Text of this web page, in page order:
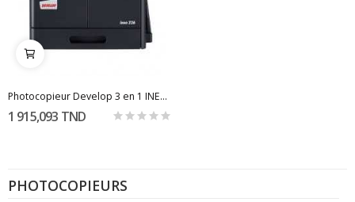
PHOTOCOPIEURS
Photocopieur Develop 3 en 1 INEO 226 / A3 +...
1 915,093 TND